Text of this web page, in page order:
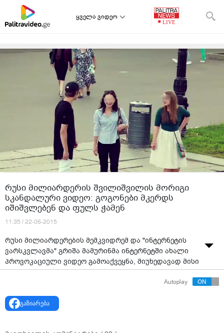
ყველა ვიდეო
რუსი მილიარდერის შვილიშვილის მორიგი
სკანდალური ვიდეო: გოგონები მკერდს
იშიშვლებენ და ფულს ჭამენ
11:35 / 22-06-2015
რუსი მილიარდერების მემკვიდრემ და "ინტერნეტის
ვარსკვლავმა" გრიშა მამურინმა ინტერნეტში ახალი
პროვოკაციული ვიდეო გამოაქვეყნა, მიუხედავად მისი
ბაბუის - რუსეთის ქალაქ ხაბაროვსკის უმსხვილესი
დეველოპერის - Дальрео-ს ხელმძღვანელის, იგორ
Autoplay
გაზიარება